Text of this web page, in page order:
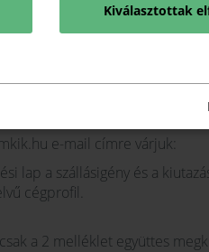
kapcsolatos
az alábbiakban felsorolt 2
e-mail címre várjuk:
lap a szállásigény és a
cégprofil.
a 2 melléklet együttes
Kiválasztottak